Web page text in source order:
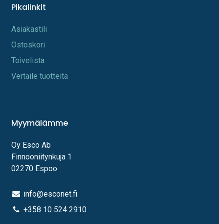
Pikalinkit
A​s​iakastili
Os​toskori
Toi​velista
Vertaile tuotteita
Myymälämme
Oy Esco Ab
Finnooniitynkuja 1
02270 Espoo
info@esconet.fi
+358 10 524 2910